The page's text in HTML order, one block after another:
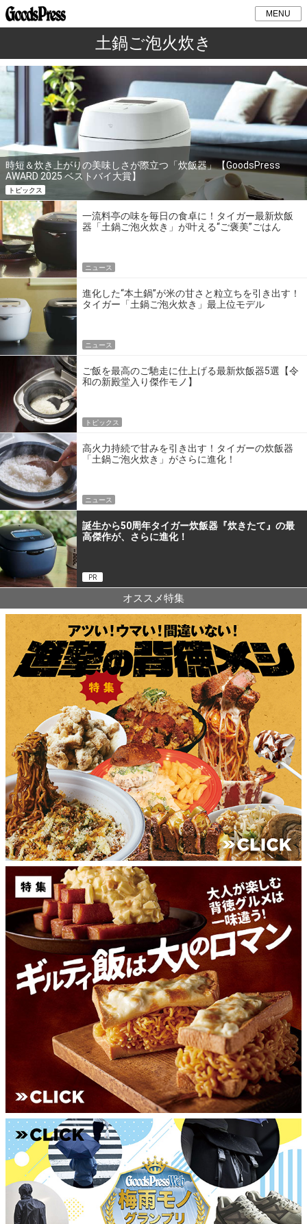
MENU
土鍋ご泡火炊き
時短＆炊き上がりの美味しさが際立つ「炊飯器」【GoodsPress
AWARD 2025 ベストバイ大賞】
トピックス
一流料亭の味を毎日の食卓に！タイガー最新炊飯
器「土鍋ご泡火炊き」が叶える“ご褒美”ごはん
ニュース
進化した“本土鍋”が米の甘さと粒立ちを引き出す！
タイガー「土鍋ご泡火炊き」最上位モデル
ニュース
ご飯を最高のご馳走に仕上げる最新炊飯器5選【令
和の新殿堂入り傑作モノ】
トピックス
高火力持続で甘みを引き出す！タイガーの炊飯器
「土鍋ご泡火炊き」がさらに進化！
ニュース
誕生から50周年タイガー炊飯器『炊きたて』の最
高傑作が、さらに進化！
PR
オススメ特集